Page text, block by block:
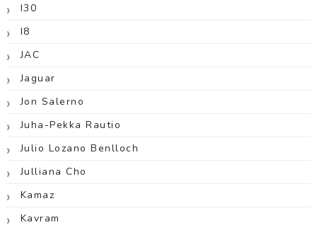
I30
I8
JAC
Jaguar
Jon Salerno
Juha-Pekka Rautio
Julio Lozano Benlloch
Julliana Cho
Kamaz
Kavram